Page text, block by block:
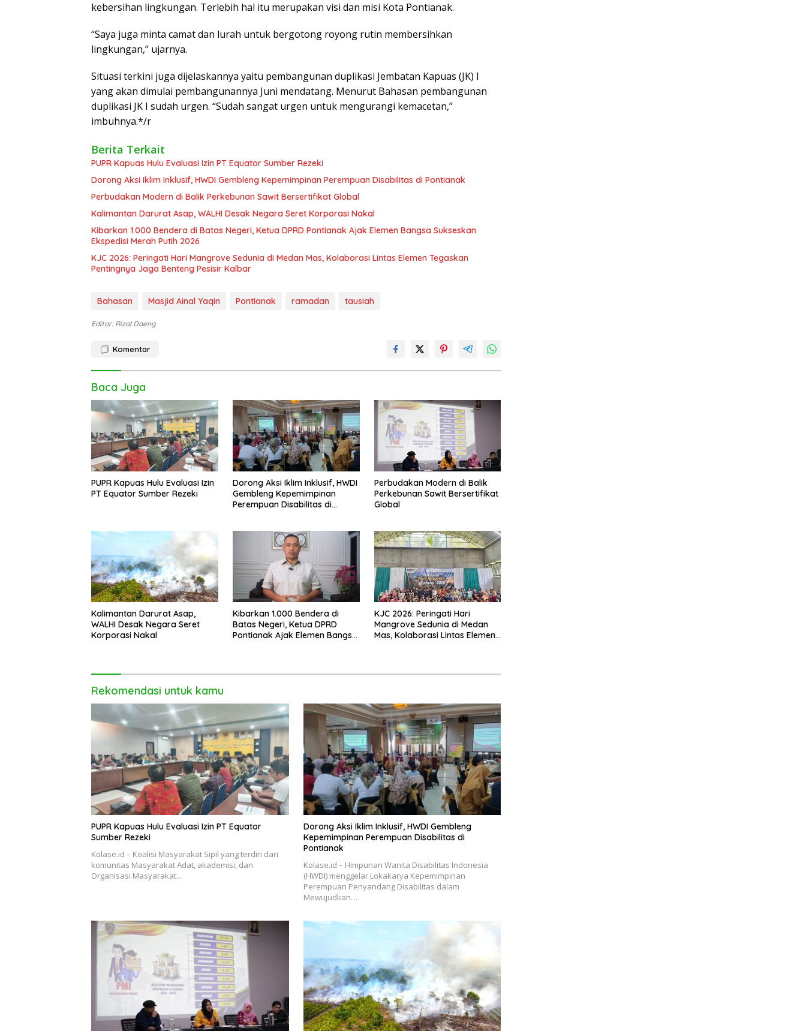
kebersihan lingkungan. Terlebih hal itu merupakan visi dan misi Kota Pontianak.
“Saya juga minta camat dan lurah untuk bergotong royong rutin membersihkan
lingkungan,” ujarnya.
Situasi terkini juga dijelaskannya yaitu pembangunan duplikasi Jembatan Kapuas (JK) I
yang akan dimulai pembangunannya Juni mendatang. Menurut Bahasan pembangunan
duplikasi JK I sudah urgen. “Sudah sangat urgen untuk mengurangi kemacetan,”
imbuhnya.*/r
Berita Terkait
PUPR Kapuas Hulu Evaluasi Izin PT Equator Sumber Rezeki
Dorong Aksi Iklim Inklusif, HWDI Gembleng Kepemimpinan Perempuan Disabilitas di Pontianak
Perbudakan Modern di Balik Perkebunan Sawit Bersertifikat Global
Kalimantan Darurat Asap, WALHI Desak Negara Seret Korporasi Nakal
Kibarkan 1.000 Bendera di Batas Negeri, Ketua DPRD Pontianak Ajak Elemen Bangsa Sukseskan
Ekspedisi Merah Putih 2026
KJC 2026: Peringati Hari Mangrove Sedunia di Medan Mas, Kolaborasi Lintas Elemen Tegaskan
Pentingnya Jaga Benteng Pesisir Kalbar
Bahasan Masjid Ainal Yaqin Pontianak ramadan tausiah
Editor: Rizal Daeng
Komentar
Baca Juga
PUPR Kapuas Hulu Evaluasi Izin
PT Equator Sumber Rezeki
Dorong Aksi Iklim Inklusif, HWDI
Gembleng Kepemimpinan
Perempuan Disabilitas di
Perbudakan Modern di Balik
Perkebunan Sawit Bersertifikat
Global
Kalimantan Darurat Asap,
WALHI Desak Negara Seret
Korporasi Nakal
Kibarkan 1.000 Bendera di
Batas Negeri, Ketua DPRD
Pontianak Ajak Elemen Bangsa
KJC 2026: Peringati Hari
Mangrove Sedunia di Medan
Mas, Kolaborasi Lintas Elemen
Rekomendasi untuk kamu
PUPR Kapuas Hulu Evaluasi Izin PT Equator
Sumber Rezeki
Kolase.id – Koalisi Masyarakat Sipil yang terdiri dari
komunitas Masyarakat Adat, akademisi, dan
Organisasi Masyarakat…
Dorong Aksi Iklim Inklusif, HWDI Gembleng
Kepemimpinan Perempuan Disabilitas di
Pontianak
Kolase.id – Himpunan Wanita Disabilitas Indonesia
(HWDI) menggelar Lokakarya Kepemimpinan
Perempuan Penyandang Disabilitas dalam
Mewujudkan…